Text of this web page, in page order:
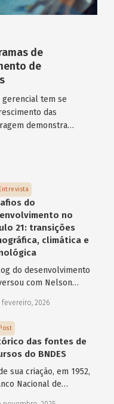
de
de
tem se
das
demonstra
Entrevista
do
no
21: transições
climática e
do desenvolvimento
com Nelson
do desenvolvimento
fevereiro, 2026
Post
das fontes de
do BNDES
sua criação, em 1952,
Nacional de